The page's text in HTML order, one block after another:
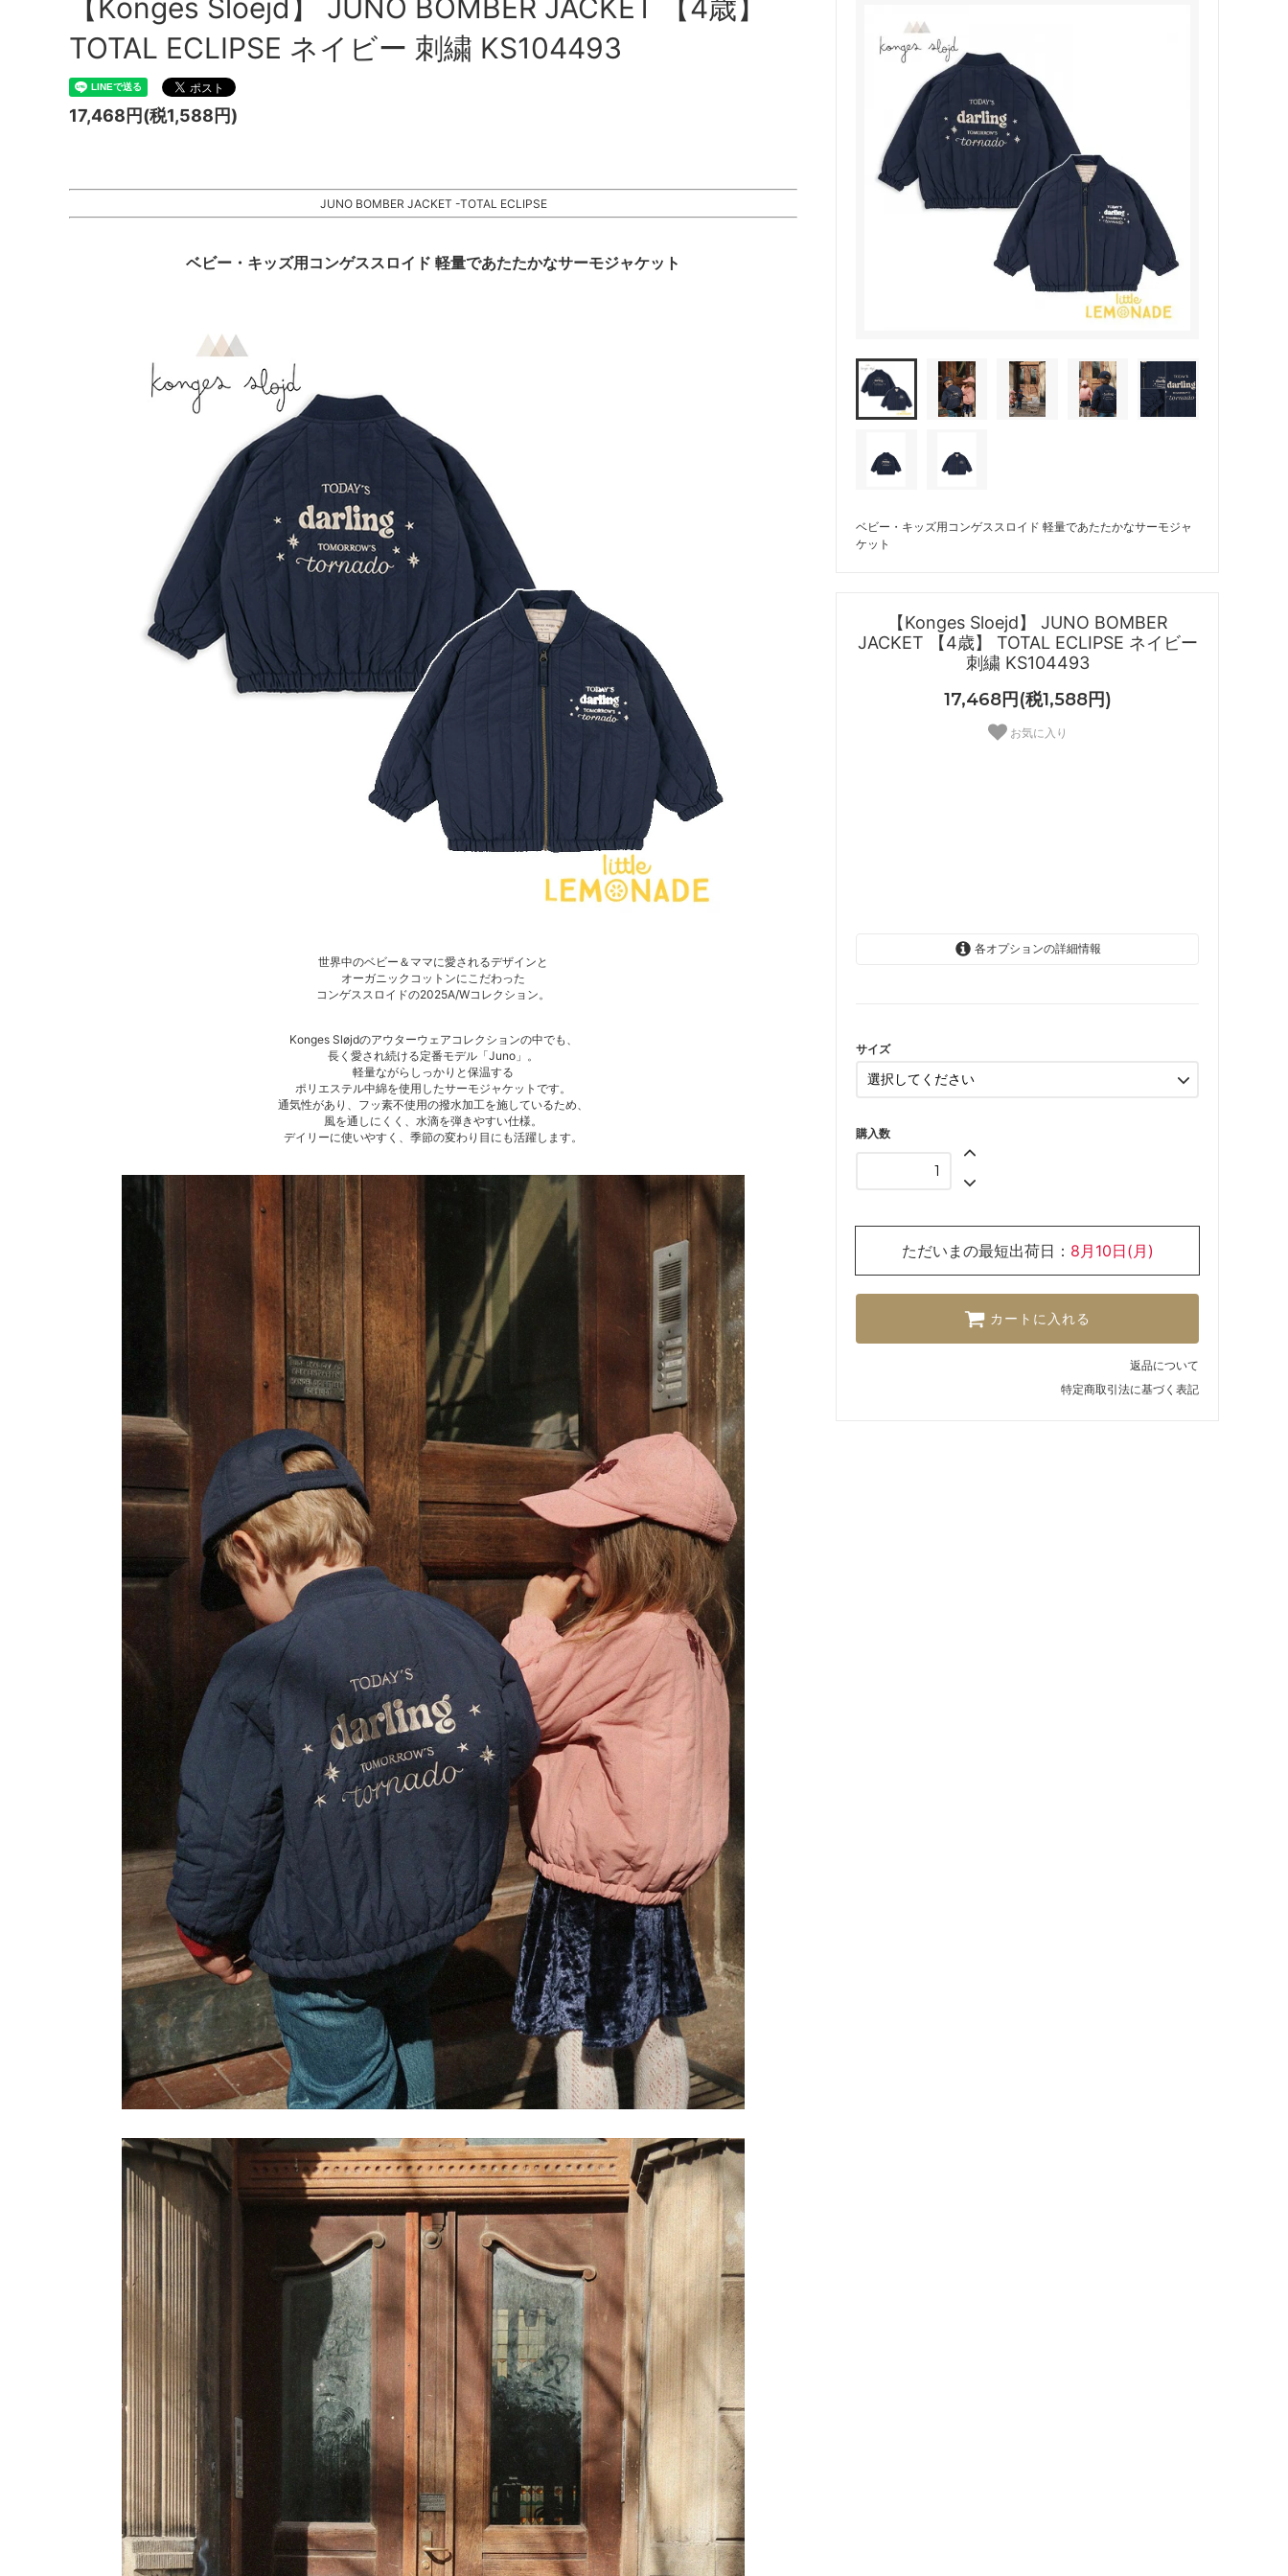
ベビー・キッズ用コンゲススロイド 軽量であたたかなサーモジャ
ケット
【Konges Sloejd】 JUNO BOMBER
JACKET 【4歳】 TOTAL ECLIPSE ネイビー
刺繍 KS104493
17,468円(税1,588円)
お気に入り
各オプションの詳細情報
サイズ
購入数
ただいまの最短出荷日： 8月10日(月)
カートに入れる
返品について
特定商取引法に基づく表記
【Konges Sloejd】 JUNO BOMBER JACKET 【4歳】
TOTAL ECLIPSE ネイビー 刺繍 KS104493
17,468円(税1,588円)
JUNO BOMBER JACKET -TOTAL ECLIPSE
ベビー・キッズ用コンゲススロイド 軽量であたたかなサーモジャケット
世界中のベビー＆ママに愛されるデザインと
オーガニックコットンにこだわった
コンゲススロイドの2025A/Wコレクション。
Konges Sløjdのアウターウェアコレクションの中でも、
長く愛され続ける定番モデル「Juno」。
軽量ながらしっかりと保温する
ポリエステル中綿を使用したサーモジャケットです。
通気性があり、フッ素不使用の撥水加工を施しているため、
風を通しにくく、水滴を弾きやすい仕様。
デイリーに使いやすく、季節の変わり目にも活躍します。